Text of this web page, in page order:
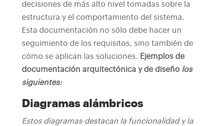
decisiones de más alto nivel tomadas sobre la
estructura y el comportamiento del sistema.
Esta documentación no sólo debe hacer un
seguimiento de los requisitos, sino también de
cómo se aplican las soluciones. Ejemplos de
documentación arquitectónica y de diseño los
siguientes:
Diagramas alámbricos
Estos diagramas destacan la funcionalidad y la